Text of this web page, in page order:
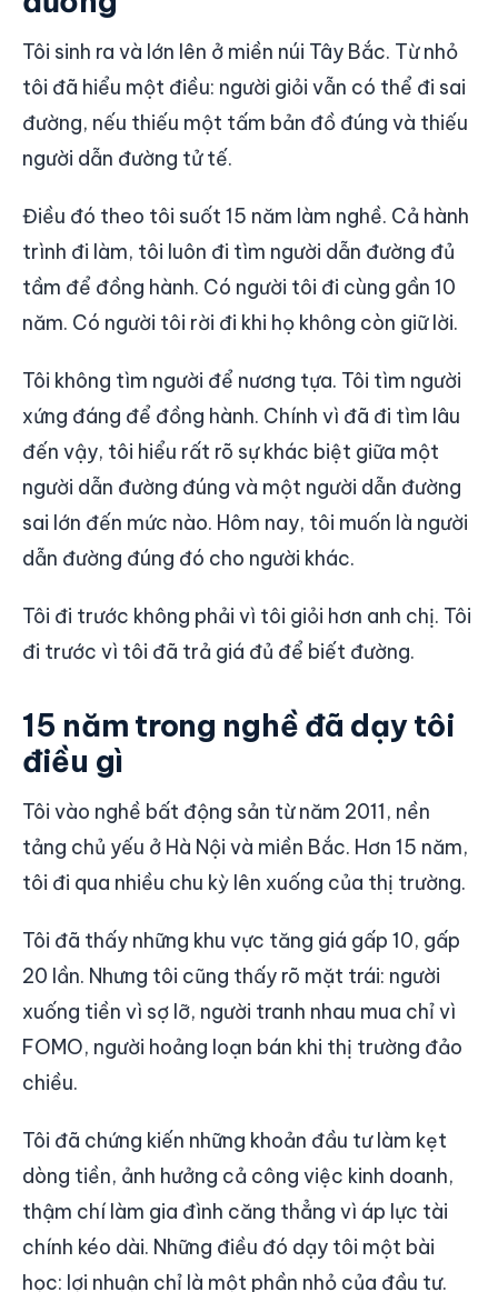
Tôi sinh ra và lớn lên ở miền núi Tây Bắc. Từ nhỏ
tôi đã hiểu một điều: người giỏi vẫn có thể đi sai
đường, nếu thiếu một tấm bản đồ đúng và thiếu
người dẫn đường tử tế.
Điều đó theo tôi suốt 15 năm làm nghề. Cả hành
trình đi làm, tôi luôn đi tìm người dẫn đường đủ
tầm để đồng hành. Có người tôi đi cùng gần 10
năm. Có người tôi rời đi khi họ không còn giữ lời.
Tôi không tìm người để nương tựa. Tôi tìm người
xứng đáng để đồng hành. Chính vì đã đi tìm lâu
đến vậy, tôi hiểu rất rõ sự khác biệt giữa một
người dẫn đường đúng và một người dẫn đường
sai lớn đến mức nào. Hôm nay, tôi muốn là người
dẫn đường đúng đó cho người khác.
Tôi đi trước không phải vì tôi giỏi hơn anh chị. Tôi
đi trước vì tôi đã trả giá đủ để biết đường.
15 năm trong nghề đã dạy tôi
điều gì
Tôi vào nghề bất động sản từ năm 2011, nền
tảng chủ yếu ở Hà Nội và miền Bắc. Hơn 15 năm,
tôi đi qua nhiều chu kỳ lên xuống của thị trường.
Tôi đã thấy những khu vực tăng giá gấp 10, gấp
20 lần. Nhưng tôi cũng thấy rõ mặt trái: người
xuống tiền vì sợ lỡ, người tranh nhau mua chỉ vì
FOMO, người hoảng loạn bán khi thị trường đảo
chiều.
Tôi đã chứng kiến những khoản đầu tư làm kẹt
dòng tiền, ảnh hưởng cả công việc kinh doanh,
thậm chí làm gia đình căng thẳng vì áp lực tài
chính kéo dài. Những điều đó dạy tôi một bài
học: lợi nhuận chỉ là một phần nhỏ của đầu tư.